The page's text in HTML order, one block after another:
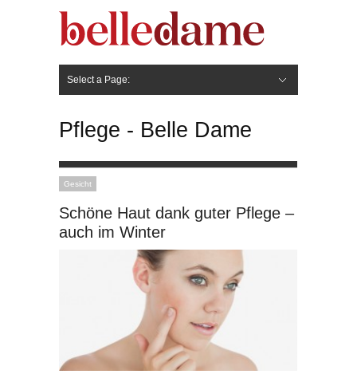
Select a Page:
Pflege - Belle Dame
Gesicht
Schöne Haut dank guter Pflege –
auch im Winter